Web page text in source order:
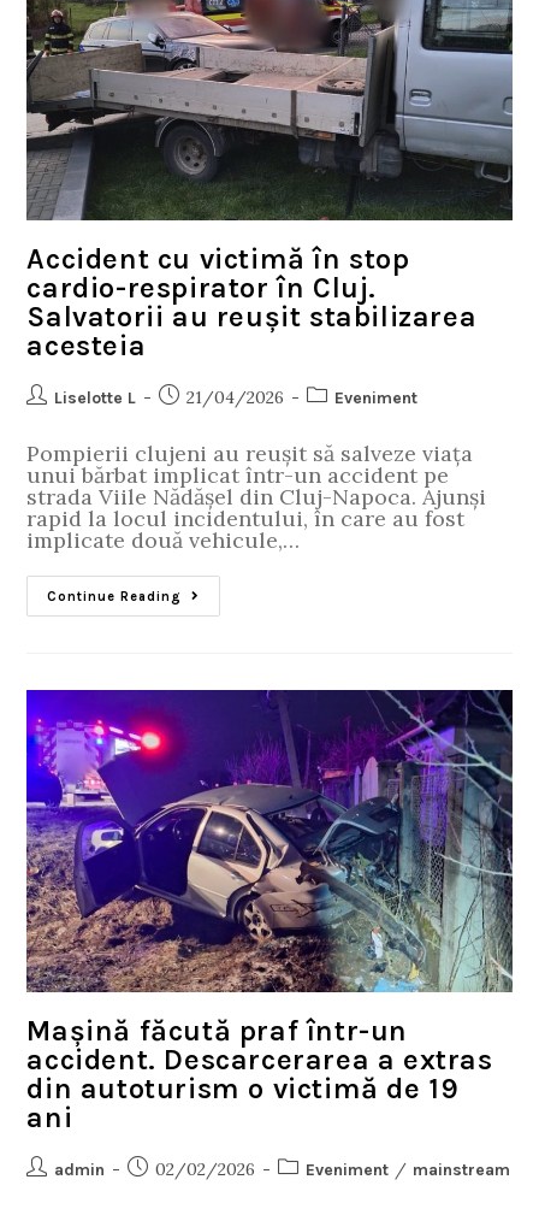
Accident cu victimă în stop
cardio-respirator în Cluj.
Salvatorii au reușit stabilizarea
acesteia
Liselotte L 21/04/2026 Eveniment
Pompierii clujeni au reușit să salveze viața
unui bărbat implicat într-un accident pe
strada Viile Nădășel din Cluj-Napoca. Ajunși
rapid la locul incidentului, în care au fost
implicate două vehicule,…
Continue Reading
Mașină făcută praf într-un
accident. Descarcerarea a extras
din autoturism o victimă de 19
ani
admin 02/02/2026 Eveniment / mainstream